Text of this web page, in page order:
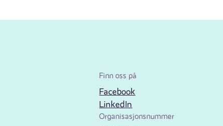
Finn oss på
Facebook
LinkedIn
Organisasjonsnummer